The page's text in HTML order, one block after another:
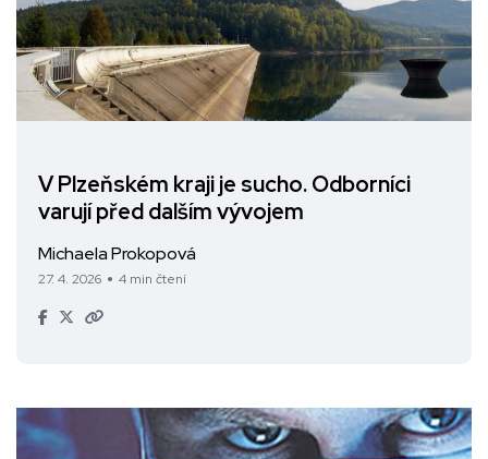
V Plzeňském kraji je sucho. Odborníci
varují před dalším vývojem
Michaela Prokopová
27. 4. 2026 4 min čtení